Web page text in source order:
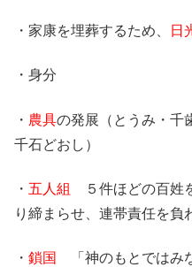
・家康を埋葬するため、 日
・身分
・ 農具の発展（とうみ・千
千石どおし）
・ 五人組
５件ほどの百姓
り締まらせ、連帯責任を負
・ 鎖国
「神のもとではみ